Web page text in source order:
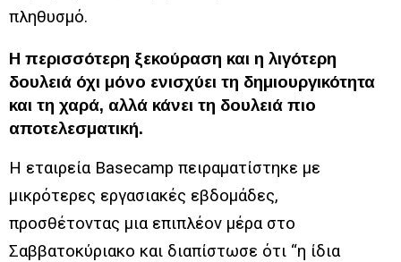
πληθυσμό.
Η περισσότερη ξεκούραση και η λιγότερη
δουλειά όχι μόνο ενισχύει τη δημιουργικότητα
και τη χαρά, αλλά κάνει τη δουλειά πιο
αποτελεσματική.
Η εταιρεία Basecamp πειραματίστηκε με
μικρότερες εργασιακές εβδομάδες,
προσθέτοντας μια επιπλέον μέρα στο
Σαββατοκύριακο και διαπίστωσε ότι “η ίδια